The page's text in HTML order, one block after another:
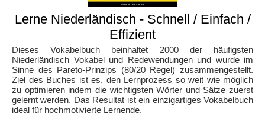
Lerne Niederländisch - Schnell / Einfach /
Effizient
Dieses Vokabelbuch beinhaltet 2000 der häufigsten
Niederländisch Vokabel und Redewendungen und wurde im
Sinne des Pareto-Prinzips (80/20 Regel) zusammengestellt.
Ziel des Buches ist es, den Lernprozess so weit wie möglich
zu optimieren indem die wichtigsten Wörter und Sätze zuerst
gelernt werden. Das Resultat ist ein einzigartiges Vokabelbuch
ideal für hochmotivierte Lernende.